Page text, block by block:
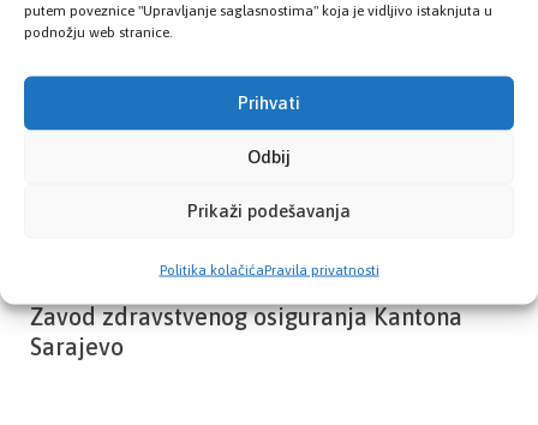
putem poveznice "Upravljanje saglasnostima" koja je vidljivo istaknjuta u
podnožju web stranice.
Prihvati
Odbij
Prikaži podešavanja
Politika kolačićaPravila privatnosti
PROVJERITE STATUS
Zavod zdravstvenog osiguranja Kantona
Sarajevo